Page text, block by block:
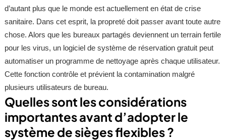
d’autant plus que le monde est actuellement en état de crise
sanitaire. Dans cet esprit, la propreté doit passer avant toute autre
chose. Alors que les bureaux partagés deviennent un terrain fertile
pour les virus, un logiciel de système de réservation gratuit peut
automatiser un programme de nettoyage après chaque utilisateur.
Cette fonction contrôle et prévient la contamination malgré
plusieurs utilisateurs de bureau.
Quelles sont les considérations
importantes avant d’adopter le
système de sièges flexibles ?